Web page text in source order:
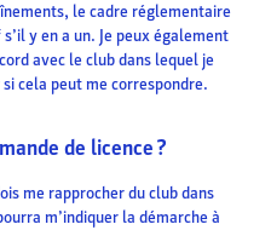
le cadre réglementaire
y en a un. Je peux également
avec le club dans lequel je
cela peut me correspondre.
de licence ?
me rapprocher du club dans
m’indiquer la démarche à